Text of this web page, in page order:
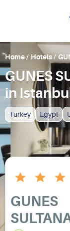
Turkey Egypt
Home/ Hotels/
GUNES
in
GUNES